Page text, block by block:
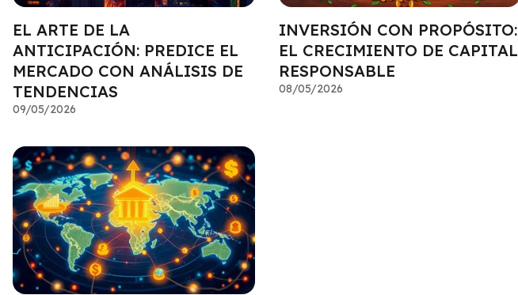
EL ARTE DE LA
ANTICIPACIÓN: PREDICE EL
MERCADO CON ANÁLISIS DE
TENDENCIAS
09/05/2026
INVERSIÓN CON PROPÓSITO:
EL CRECIMIENTO DE CAPITAL
RESPONSABLE
08/05/2026